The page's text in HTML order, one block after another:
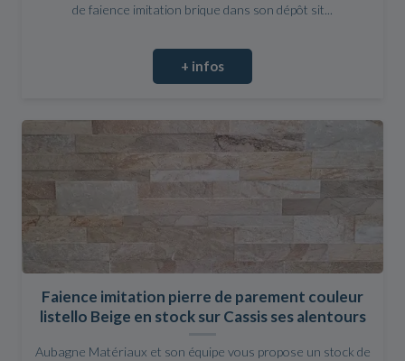
de faience imitation brique dans son dépôt sit...
+ infos
Faience imitation pierre de parement couleur
listello Beige en stock sur Cassis ses alentours
Aubagne Matériaux et son équipe vous propose un stock de